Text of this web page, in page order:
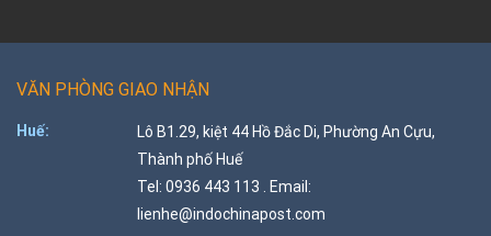
VĂN PHÒNG GIAO NHẬN
Huế:
Lô B1.29, kiệt 44 Hồ Đắc Di, Phường An Cựu,
Thành phố Huế
Tel: 0936 443 113 . Email:
lienhe@indochinapost.com